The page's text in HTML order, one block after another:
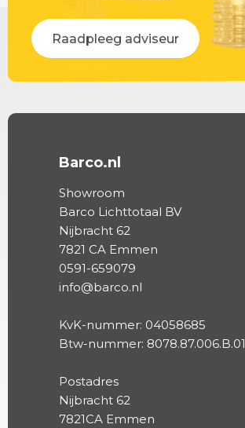
Raadpleeg adviseur
Barco.nl
Showroom
Barco Lichttotaal BV
Nijbracht 62
7821 CA Emmen
0591-659079
info@barco.nl
KvK-nummer: 04058685
Btw-nummer: 8078.87.006.B.01
Postadres
Nijbracht 62
7821CA Emmen